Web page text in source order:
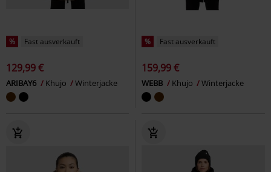
% Fast ausverkauft
129,99 €
ARIBAY6 Khujo Winterjacke
% Fast ausverkauft
159,99 €
WEBB Khujo Winterjacke